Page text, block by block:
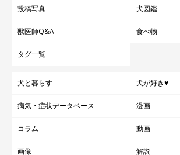
投稿写真 犬図鑑
獣医師Q&A 食べ物
タグ一覧
犬と暮らす 犬が好き♥
病気・症状データベース 漫画
コラム 動画
画像 解説